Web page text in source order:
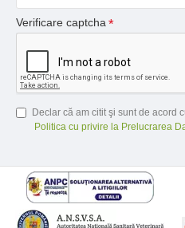
Verificare captcha
Declar că am citit şi sunt de acord
Politica cu privire la Prelucrarea